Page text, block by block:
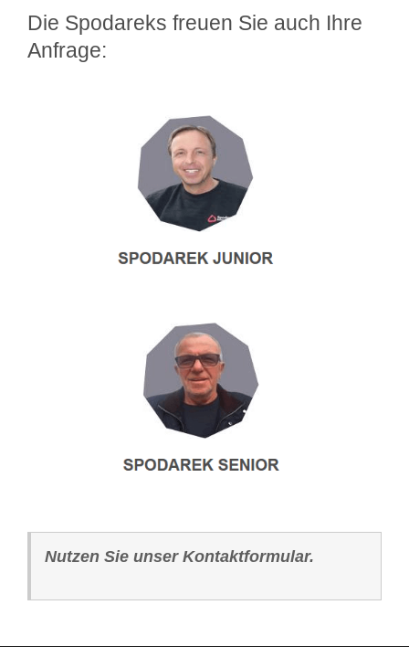
Die Spodareks freuen Sie auch Ihre
Anfrage:
Nutzen Sie unser Kontaktformular.